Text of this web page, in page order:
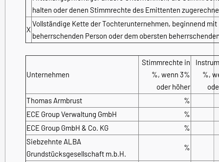
halten oder denen Stimmrechte des Emittenten
X
Vollständige Kette der Tochterunternehmen, beginnend mit
beherrschenden Person oder dem obersten
Unternehmen
Stimmrechte in
%, wenn 3%
oder höher
%,
Thomas Armbrust
%
ECE Group Verwaltung GmbH
%
ECE Group GmbH & Co. KG
%
Siebzehnte ALBA
Grundstücksgesellschaft m.b.H.
%